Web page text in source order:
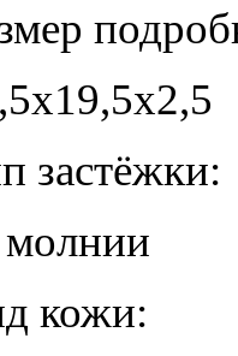
застёжки:
кожи: